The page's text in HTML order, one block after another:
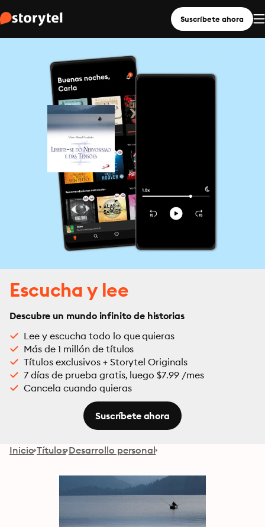
Suscríbete ahora
Escucha y lee
Descubre un mundo infinito de historias
Lee y escucha todo lo que quieras
Más de 1 millón de títulos
Títulos exclusivos + Storytel Originals
7 días de prueba gratis, luego $7.99 /mes
Cancela cuando quieras
Suscríbete ahora
Inicio Títulos Desarrollo personal